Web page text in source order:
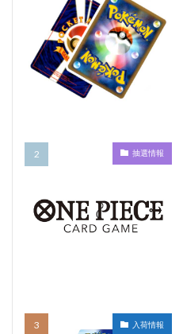
抽選情報
入荷情報